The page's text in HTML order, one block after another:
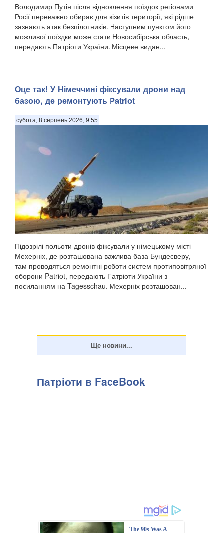
Володимир Путін після відновлення поїздок регіонами
Росії переважно обирає для візитів території, які рідше
зазнають атак безпілотників. Наступним пунктом його
можливої поїздки може стати Новосибірська область,
передають Патріоти України. Місцеве видан...
Оце так! У Німеччині фіксували дрони над
базою, де ремонтують Patriot
субота, 8 серпень 2026, 9:55
Підозрілі польоти дронів фіксували у німецькому місті
Мехерніх, де розташована важлива база Бундесверу, –
там проводяться ремонтні роботи систем протиповітряної
оборони Patriot, передають Патріоти України з
посиланням на Tagesschau. Мехерніх розташован...
Патріоти в FaceBook
The 90s Was A